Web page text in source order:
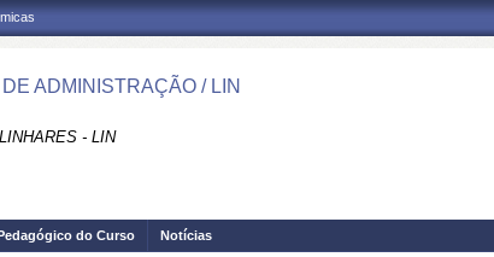
ADMINISTRAÇÃO / LIN
- LIN
do Curso Notícias